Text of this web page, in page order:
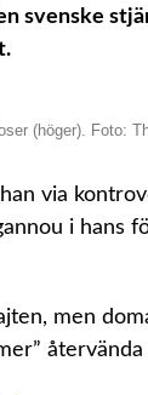
svenske
(höger). Foto:
via
i hans
men